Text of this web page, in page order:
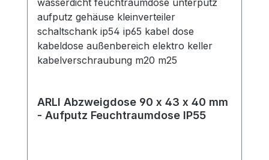
ARLI Abzweigdose 90 x 43 x 40 mm
- Aufputz Feuchtraumdose IP55